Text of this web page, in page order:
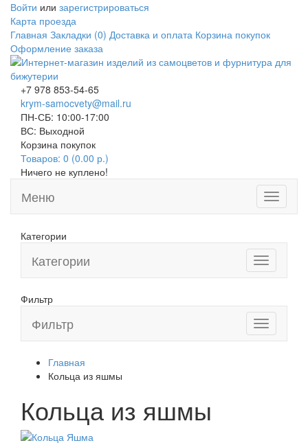
Войти или зарегистрироваться
Карта проезда
Главная Закладки (0) Доставка и оплата Корзина покупок
Оформление заказа
+7 978 853-54-65
krym-samocvety@mail.ru
ПН-СБ: 10:00-17:00
ВС: Выходной
Корзина покупок
Товаров: 0 (0.00 р.)
Ничего не куплено!
Toggle
Меню
Категории
Toggle
navigation
Категории
Фильтр
Toggle
navigation
Фильтр
Главная
Кольца из яшмы
Кольца из яшмы